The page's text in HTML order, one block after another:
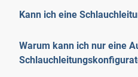
Kann ich eine
Warum kann ich nur eine